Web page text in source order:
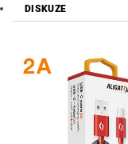
DISKUZE